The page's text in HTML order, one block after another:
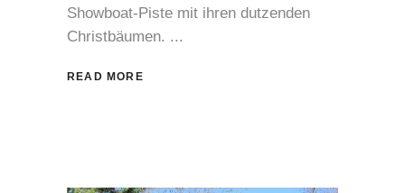
Showboat-Piste mit ihren dutzenden
Christbäumen.
READ MORE